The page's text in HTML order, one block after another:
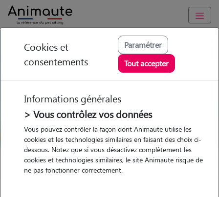
GARDE ANIMAUX à Noves : Garde chien et chat en famille ou
à domicile, visites et promenades
Trouvez une garde animaux à
Noves
Parmi nos 3 pet-sitters à Noves
Garde
chez le Pet Sitter
Garde
chez le Pet Sitter
Cookies et
consentements
Paramétrer
Tout accepter
Informations générales
> Vous contrôlez vos données
Vous pouvez contrôler la façon dont Animaute utilise les
cookies et les technologies similaires en faisant des choix ci-
dessous. Notez que si vous désactivez complètement les
cookies et technologies similaires, le site Animaute risque de
ne pas fonctionner correctement.